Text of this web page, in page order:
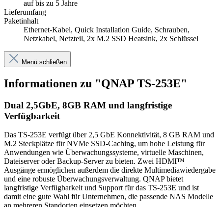
Das TS-253E verfügt über 2,5 GbE Konnektivität, 8 GB RAM und
M.2 Steckplätze für NVMe SSD-Caching, um hohe Leistung für
Anwendungen wie Überwachungssysteme, virtuelle Maschinen,
Dateiserver oder Backup-Server zu bieten. Zwei HDMI™
und eine robuste Überwachungsverwaltung. QNAP bietet
langfristige Verfügbarkeit und Support für das TS-253E und ist
an mehreren Standorten einsetzen möchten.
Das TS-253E verwendet standardmäßig das QTS-Betriebssystem.
Sie können jedoch auch zum QuTS hero-Betriebssystem wechseln.
QuTS hero bietet Vorteile wie ZFS-Datensicherheit und WORM-
Wechsel zu QuTS hero wird ab QTS 5.2.1 unterstützt.)
Highlights
Zwei 2,5 GbE Ports
Zwei M.2 2280 PCIe-Steckplätze
8 GB RAM integriert
Langfristiges Modell